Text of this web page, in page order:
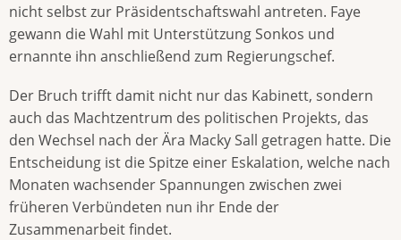
nicht selbst zur Präsidentschaftswahl antreten. Faye
gewann die Wahl mit Unterstützung Sonkos und
ernannte ihn anschließend zum Regierungschef.
Der Bruch trifft damit nicht nur das Kabinett, sondern
auch das Machtzentrum des politischen Projekts, das
den Wechsel nach der Ära Macky Sall getragen hatte. Die
Entscheidung ist die Spitze einer Eskalation, welche nach
Monaten wachsender Spannungen zwischen zwei
früheren Verbündeten nun ihr Ende der
Zusammenarbeit findet.